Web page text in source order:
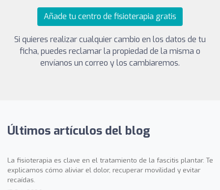
Añade tu centro de fisioterapia gratis
Si quieres realizar cualquier cambio en los datos de tu
ficha, puedes reclamar la propiedad de la misma o
envíanos un correo y los cambiaremos.
Últimos artículos del blog
La fisioterapia es clave en el tratamiento de la fascitis plantar. Te
explicamos cómo aliviar el dolor, recuperar movilidad y evitar
recaídas.